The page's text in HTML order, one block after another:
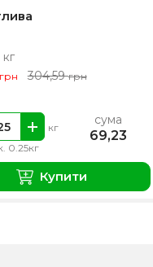
кг
грн 304,59грн
0.25кг
кг сума
69,23
Купити